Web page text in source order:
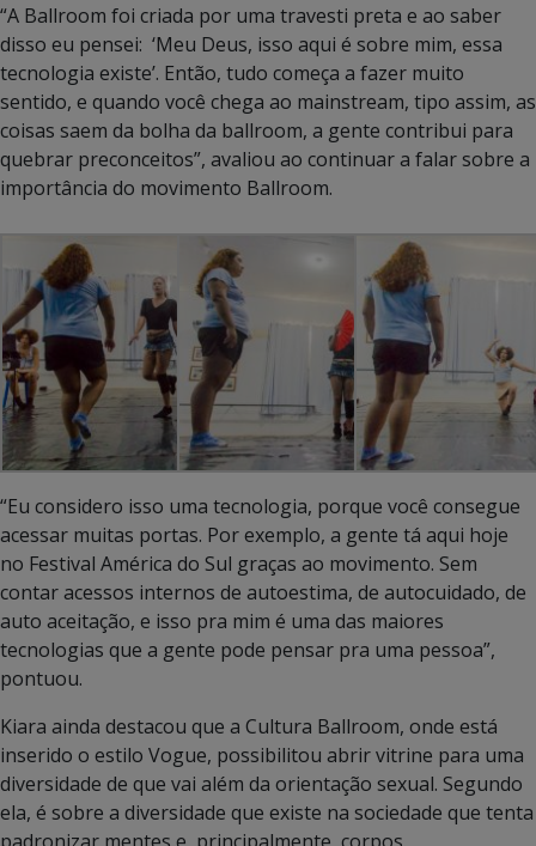
“A Ballroom foi criada por uma travesti preta e ao saber
disso eu pensei: ‘Meu Deus, isso aqui é sobre mim, essa
tecnologia existe’. Então, tudo começa a fazer muito
sentido, e quando você chega ao mainstream, tipo assim, as
coisas saem da bolha da ballroom, a gente contribui para
quebrar preconceitos”, avaliou ao continuar a falar sobre a
importância do movimento Ballroom.
“Eu considero isso uma tecnologia, porque você consegue
acessar muitas portas. Por exemplo, a gente tá aqui hoje
no Festival América do Sul graças ao movimento. Sem
contar acessos internos de autoestima, de autocuidado, de
auto aceitação, e isso pra mim é uma das maiores
tecnologias que a gente pode pensar pra uma pessoa”,
pontuou.
Kiara ainda destacou que a Cultura Ballroom, onde está
inserido o estilo Vogue, possibilitou abrir vitrine para uma
diversidade de que vai além da orientação sexual. Segundo
ela, é sobre a diversidade que existe na sociedade que tenta